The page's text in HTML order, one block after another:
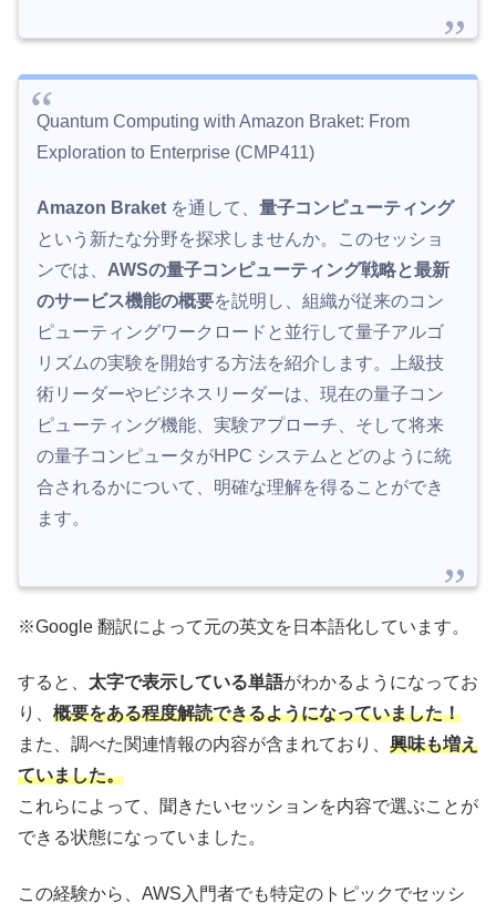
Quantum Computing with Amazon Braket: From
Exploration to Enterprise (CMP411)
Amazon Braket を通して、 量子コンピューティング
という新たな分野を探求しませんか。このセッショ
ンでは、 AWSの量子コンピューティング戦略と最新
のサービス機能の概要を説明し、組織が従来のコン
ピューティングワークロードと並行して量子アルゴ
リズムの実験を開始する方法を紹介します。上級技
術リーダーやビジネスリーダーは、現在の量子コン
ピューティング機能、実験アプローチ、そして将来
の量子コンピュータがHPC システムとどのように統
合されるかについて、明確な理解を得ることができ
ます。
※Google 翻訳によって元の英文を日本語化しています。
すると、 太字で表示している単語がわかるようになってお
り、 概要をある程度解読できるようになっていました！
また、調べた関連情報の内容が含まれており、 興味も増え
ていました。
これらによって、聞きたいセッションを内容で選ぶことが
できる状態になっていました。
この経験から、AWS入門者でも特定のトピックでセッシ